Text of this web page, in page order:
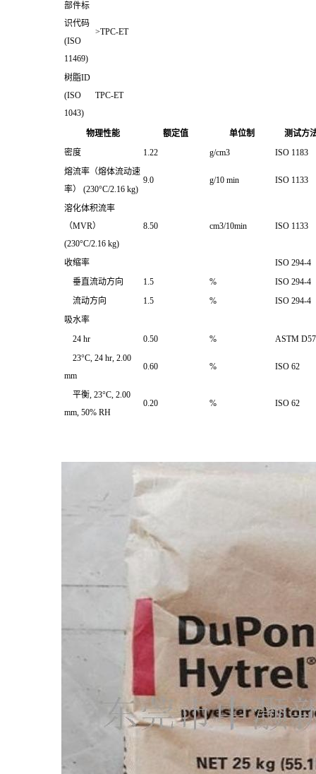
部件标
识代码
(ISO
11469)
>TPC-ET
树脂ID
(ISO
1043)
TPC-ET
物理性能 额定值 单位制
测试方
密度
1.22 g/cm3
ISO 1183
熔流率（熔体流动速
率） (230°C/2.16 kg)
9.0 g/10 min ISO 1133
溶化体积流率
（MVR）
(230°C/2.16 kg)
8.50 cm3/10min ISO 1133
收缩率
ISO 294-4
垂直流动方向
1.5 %
ISO 294-4
流动方向
1.5 %
ISO 294-4
吸水率
24 hr
0.50 %
ASTM
23°C, 24 hr, 2.00
mm
0.60 % ISO 62
平衡, 23°C, 2.00
mm, 50% RH
0.20 % ISO 62